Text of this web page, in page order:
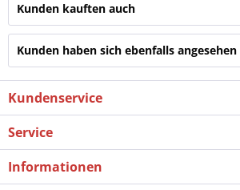
Kunden kauften auch
Kunden haben sich ebenfalls angesehen
Kundenservice
Service
Informationen